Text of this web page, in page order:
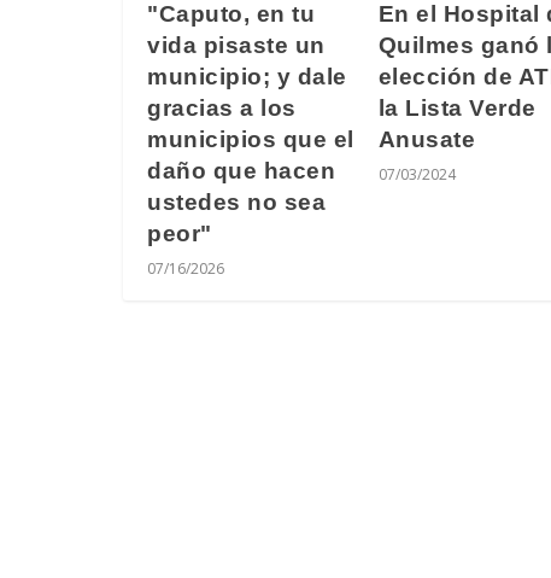
"Caputo, en tu
vida pisaste un
municipio; y dale
gracias a los
municipios que el
daño que hacen
ustedes no sea
peor"
07/16/2026
En el Hospital
Quilmes ganó
elección de
la Lista Verde
Anusate
07/03/2024